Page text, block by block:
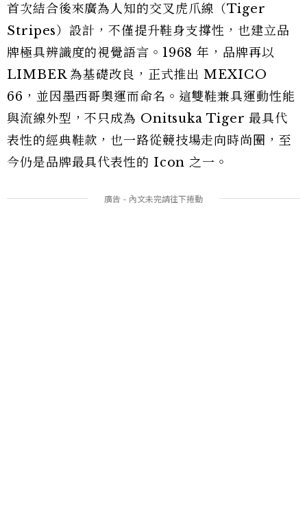
首次結合後來廣為人知的交叉虎爪線（Tiger
Stripes）設計，不僅提升鞋身支撐性，也建立品
牌極具辨識度的視覺語言。1968 年，品牌再以
LIMBER 為基礎改良，正式推出 MEXICO
66，並因墨西哥奧運而命名。這雙鞋兼具運動性能
與流線外型，不只成為 Onitsuka Tiger 最具代
表性的經典鞋款，也一路從競技場走向時尚圈，至
今仍是品牌最具代表性的 Icon 之一。